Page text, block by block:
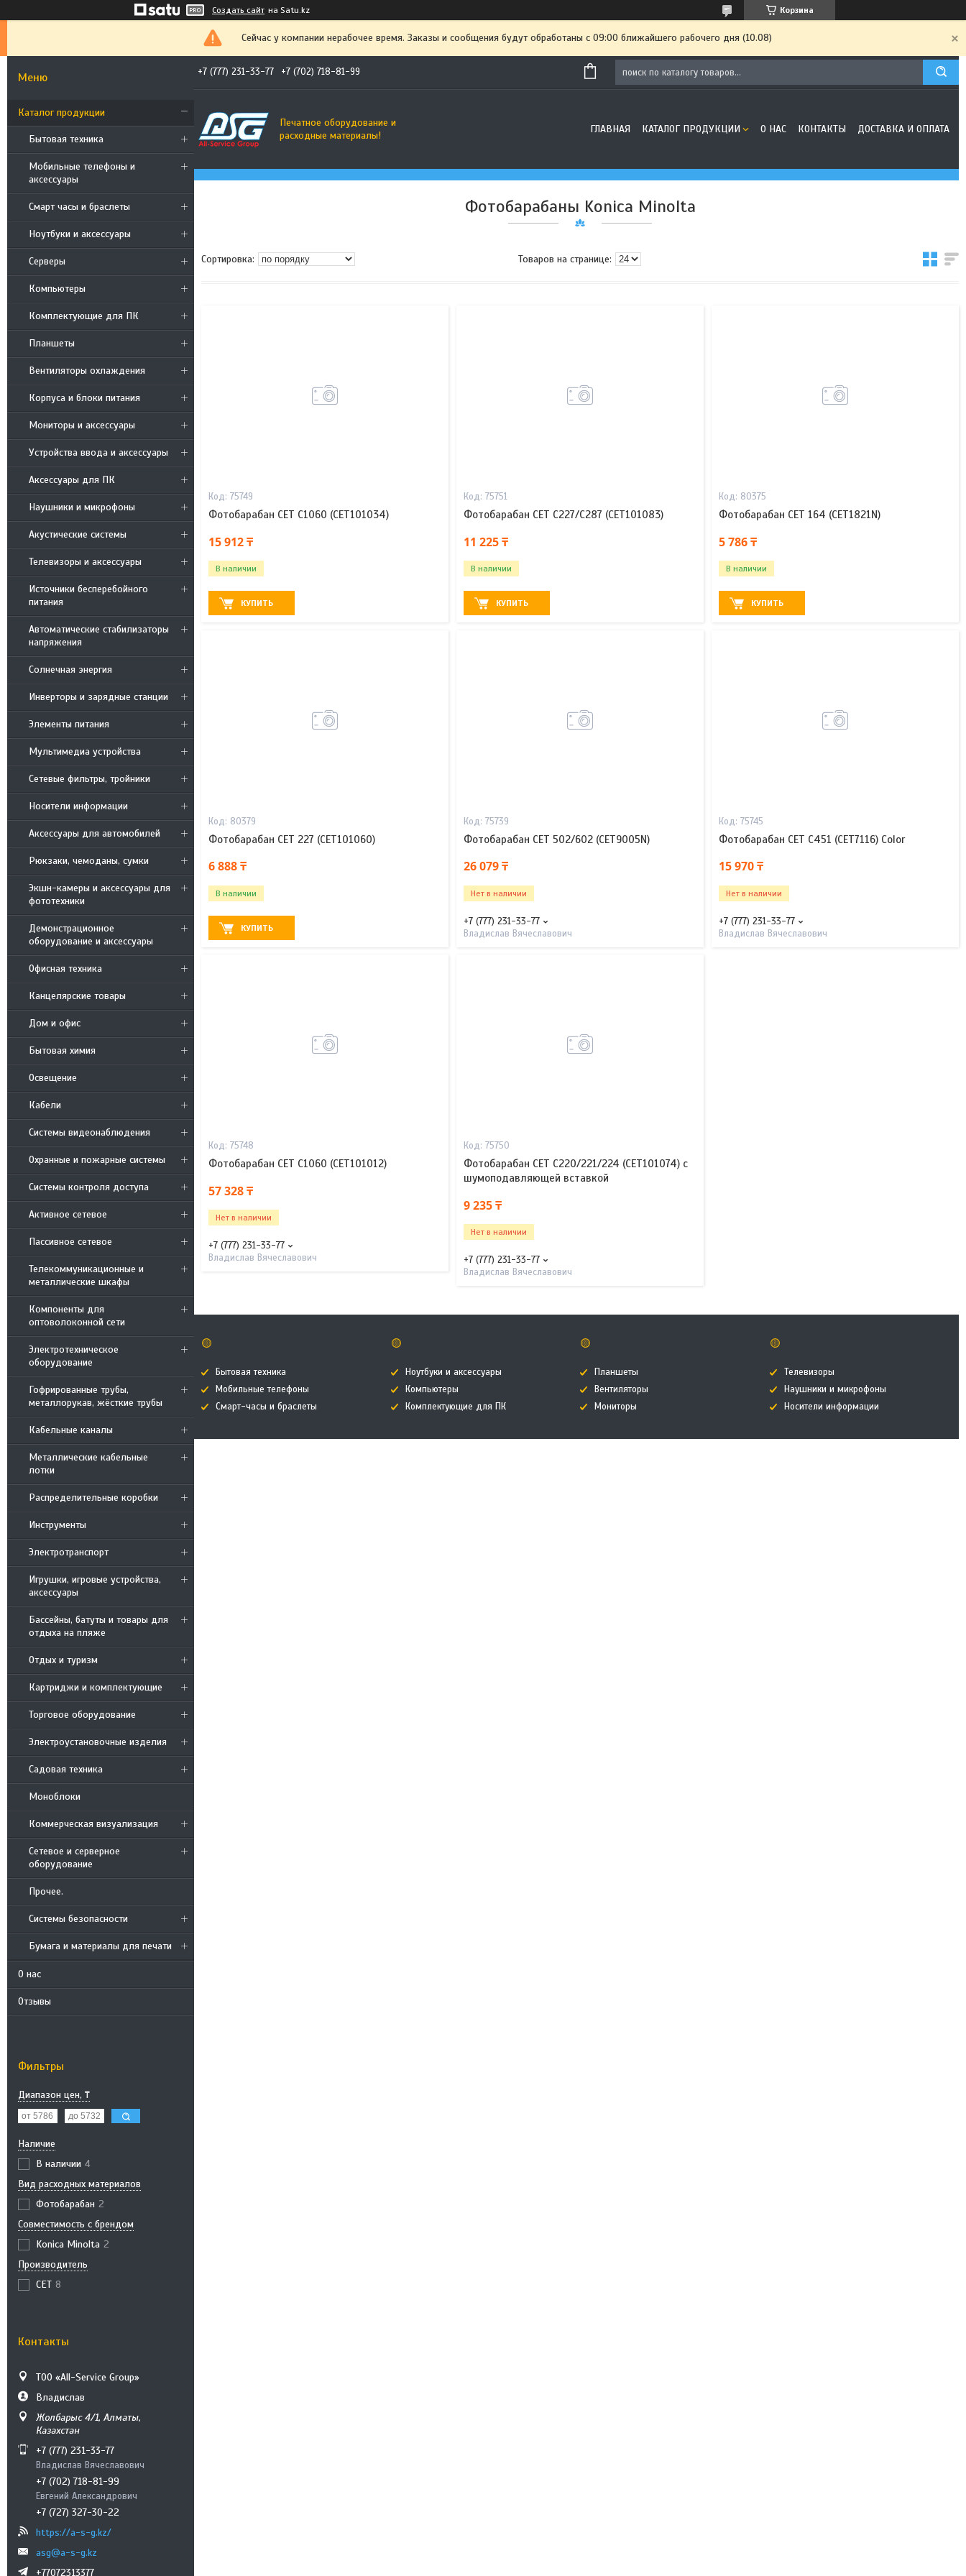
Создать сайт на Satu.kz Корзина
Сейчас у компании нерабочее время. Заказы и сообщения будут обработаны с 09:00 ближайшего рабочего дня (10.08)
Каталог продукции
Бытовая техника
Мобильные телефоны и
аксессуары
Смарт часы и браслеты
Ноутбуки и аксессуары
Cерверы
Компьютеры
Комплектующие для ПК
Планшеты
Вентиляторы охлаждения
Корпуса и блоки питания
Мониторы и аксессуары
Устройства ввода и аксессуары
Аксессуары для ПК
Наушники и микрофоны
Акустические системы
Телевизоры и аксессуары
Источники бесперебойного
питания
Автоматические стабилизаторы
напряжения
Солнечная энергия
Инверторы и зарядные станции
Элементы питания
Мультимедиа устройства
Сетевые фильтры, тройники
Носители информации
Аксессуары для автомобилей
Рюкзаки, чемоданы, сумки
Экшн-камеры и аксессуары для
фототехники
Демонстрационное
оборудование и аксессуары
Офисная техника
Канцелярские товары
Дом и офис
Бытовая химия
Освещение
Кабели
Системы видеонаблюдения
Охранные и пожарные системы
Системы контроля доступа
Активное сетевое
Пассивное сетевое
Телекоммуникационные и
металлические шкафы
Компоненты для
оптоволоконной сети
Электротехническое
оборудование
Гофрированные трубы,
металлорукав, жёсткие трубы
Кабельные каналы
Металлические кабельные
лотки
Распределительные коробки
Инструменты
Электротранспорт
Игрушки, игровые устройства,
аксессуары
Бассейны, батуты и товары для
отдыха на пляже
Отдых и туризм
Картриджи и комплектующие
Торговое оборудование
Электроустановочные изделия
Садовая техника
Моноблоки
Коммерческая визуализация
Сетевое и серверное
оборудование
Прочее.
Системы безопасности
Бумага и материалы для печати
О нас
Отзывы
Фильтры
Диапазон цен, ₸
Наличие
В наличии 4
Вид расходных материалов
Фотобарабан 2
Совместимость с брендом
Konica Minolta 2
Производитель
CET 8
Контакты
ТОО «All-Service Group»
Владислав
Жолбарыс 4/1, Алматы,
Казахстан
+7 (777) 231-33-77
Владислав Вячеславович
+7 (702) 718-81-99
Евгений Александрович
+7 (727) 327-30-22
https://a-s-g.kz/
asg@a-s-g.kz
+77072313377
+7 (777) 231-33-77 +7 (702) 718-81-99
Печатное оборудование и
расходные материалы!
ГЛАВНАЯ КАТАЛОГ ПРОДУКЦИИ О НАС КОНТАКТЫ ДОСТАВКА И ОПЛАТА
Фотобарабаны Konica Minolta
75749
Фотобарабан CET C1060 (CET101034)
15 912 ₸
В наличии
КУПИТЬ
75751
Фотобарабан CET C227/C287 (CET101083)
11 225 ₸
В наличии
КУПИТЬ
80375
Фотобарабан CET 164 (CET1821N)
5 786 ₸
В наличии
КУПИТЬ
80379
Фотобарабан CET 227 (CET101060)
6 888 ₸
В наличии
КУПИТЬ
75739
Фотобарабан CET 502/602 (CET9005N)
26 079 ₸
Нет в наличии
+7 (777) 231-33-77
Владислав Вячеславович
75745
Фотобарабан CET C451 (CET7116) Color
15 970 ₸
Нет в наличии
+7 (777) 231-33-77
Владислав Вячеславович
75748
Фотобарабан CET C1060 (CET101012)
57 328 ₸
Нет в наличии
+7 (777) 231-33-77
Владислав Вячеславович
75750
Фотобарабан CET C220/221/224 (CET101074) с
шумоподавляющей вставкой
9 235 ₸
Нет в наличии
+7 (777) 231-33-77
Владислав Вячеславович
🟡
Бытовая техника
Мобильные телефоны
Смарт-часы и браслеты
🟡
Ноутбуки и аксессуары
Компьютеры
Комплектующие для ПК
🟡
Планшеты
Вентиляторы
Мониторы
🟡
Телевизоры
Наушники и микрофоны
Носители информации